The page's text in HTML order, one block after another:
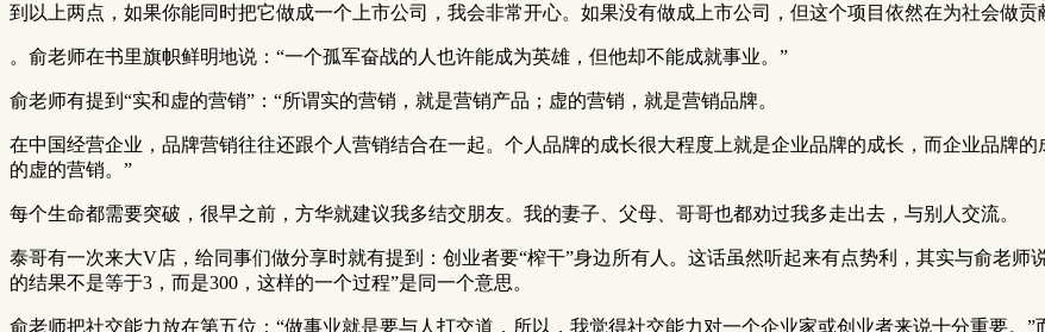
到以上两点，如果你能同时把它做成一个上市公司，我会非常开心。如果没有做成上市公司，但这个项目依然在为社会做贡
。俞老师在书里旗帜鲜明地说：“一个孤军奋战的人也许能成为英雄，但他却不能成就事业。”
俞老师有提到“实和虚的营销”：“所谓实的营销，就是营销产品；虚的营销，就是营销品牌。
在中国经营企业，品牌营销往往还跟个人营销结合在一起。个人品牌的成长很大程度上就是企业品牌的成长，而企业品牌
的虚的营销。”
每个生命都需要突破，很早之前，方华就建议我多结交朋友。我的妻子、父母、哥哥也都劝过我多走出去，与别人交流。
泰哥有一次来大V店，给同事们做分享时就有提到：创业者要“榨干”身边所有人。这话虽然听起来有点势利，其实与俞老
的结果不是等于3，而是300，这样的一个过程”是同一个意思。
俞老师把社交能力放在第五位：“做事业就是要与人打交道，所以，我觉得社交能力对一个企业家或创业者来说十分重要。